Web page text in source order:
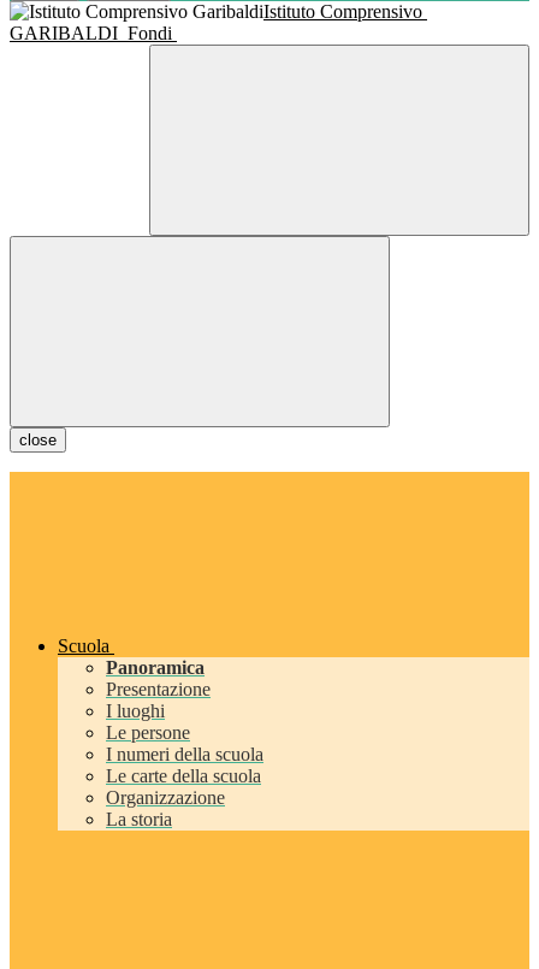
Istituto Comprensivo
GARIBALDI Fondi
close
Scuola
Panoramica
Presentazione
I luoghi
Le persone
I numeri della scuola
Le carte della scuola
Organizzazione
La storia